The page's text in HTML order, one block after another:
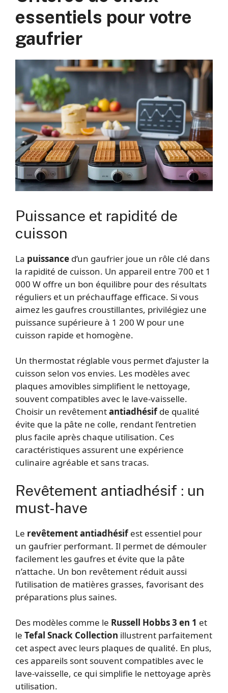
essentiels pour votre
gaufrier
Puissance et rapidité de
cuisson
La puissance d’un gaufrier joue un rôle clé dans
la rapidité de cuisson. Un appareil entre 700 et 1
000 W offre un bon équilibre pour des résultats
réguliers et un préchauffage efficace. Si vous
aimez les gaufres croustillantes, privilégiez une
puissance supérieure à 1 200 W pour une
cuisson rapide et homogène.
Un thermostat réglable vous permet d’ajuster la
cuisson selon vos envies. Les modèles avec
plaques amovibles simplifient le nettoyage,
souvent compatibles avec le lave-vaisselle.
Choisir un revêtementantiadhésifde qualité
évite que la pâte ne colle, rendant l’entretien
plus facile après chaque utilisation. Ces
caractéristiques assurent une expérience
culinaire agréable et sans tracas.
Revêtement antiadhésif : un
must-have
Le revêtement antiadhésifest essentiel pour
un gaufrier performant. Il permet de démouler
facilement les gaufres et évite que la pâte
n’attache. Un bon revêtement réduit aussi
l’utilisation de matières grasses, favorisant des
préparations plus saines.
Des modèles comme le Russell Hobbs 3 en 1 et
le Tefal Snack Collection illustrent parfaitement
cet aspect avec leurs plaques de qualité. En plus,
ces appareils sont souvent compatibles avec le
lave-vaisselle, ce qui simplifie le nettoyage après
utilisation.